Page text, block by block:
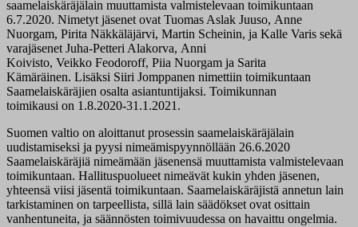
saamelaiskäräjälain muuttamista valmistelevaan toimikuntaan
6.7.2020. Nimetyt jäsenet ovat Tuomas Aslak Juuso, Anne
Nuorgam, Pirita Näkkäläjärvi, Martin Scheinin, ja Kalle Varis sekä
varajäsenet Juha-Petteri Alakorva, Anni
Koivisto, Veikko Feodoroff, Piia Nuorgam ja Sarita
Kämäräinen. Lisäksi Siiri Jomppanen nimettiin toimikuntaan
Saamelaiskäräjien osalta asiantuntijaksi. Toimikunnan
toimikausi on 1.8.2020-31.1.2021.
Suomen valtio on aloittanut prosessin saamelaiskäräjälain
uudistamiseksi ja pyysi nimeämispyynnöllään 26.6.2020
Saamelaiskäräjiä nimeämään jäsenensä muuttamista valmistelevaan
toimikuntaan. Hallituspuolueet nimeävät kukin yhden jäsenen,
yhteensä viisi jäsentä toimikuntaan. Saamelaiskäräjistä annetun lain
tarkistaminen on tarpeellista, sillä lain säädökset ovat osittain
vanhentuneita, ja säännösten toimivuudessa on havaittu ongelmia.